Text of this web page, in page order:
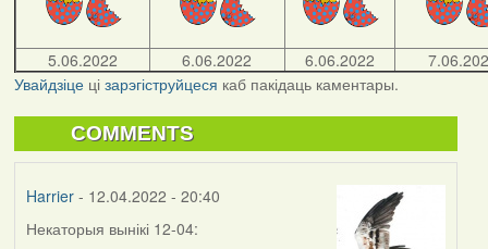
5.06.2022 6.06.2022 6.06.2022
Увайдзіцеці зарэгіструйцеся каб пакідаць каментары.
COMMENTS
Harrier- 12.04.2022 - 20:40
Некаторыя вынікі 12-04: